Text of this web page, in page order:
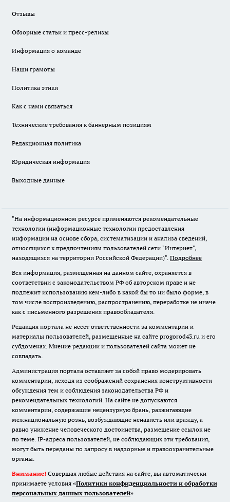
Отзывы
Обзорные статьи и пресс-релизы
Информация о команде
Наши грамоты
Политика этики
Как с нами связаться
Технические требования к баннерным позициям
Редакционная политика
Юридическая информация
Выходные данные
"На информационном ресурсе применяются рекомендательные
технологии (информационные технологии предоставления
информации на основе сбора, систематизации и анализа сведений,
относящихся к предпочтениям пользователей сети "Интернет",
находящихся на территории Российской Федерации)". Подробнее
Вся информация, размещенная на данном сайте, охраняется в
соответствии с законодательством РФ об авторском праве и не
подлежит использованию кем-либо в какой бы то ни было форме, в
том числе воспроизведению, распространению, переработке не иначе
как с письменного разрешения правообладателя.
Редакция портала не несет ответственности за комментарии и
материалы пользователей, размещенные на сайте progorod43.ru и его
субдоменах. Мнение редакции и пользователей сайта может не
совпадать.
Администрация портала оставляет за собой право модерировать
комментарии, исходя из соображений сохранения конструктивности
обсуждения тем и соблюдения законодательства РФ и
рекомендательных технологий. На сайте не допускаются
комментарии, содержащие нецензурную брань, разжигающие
межнациональную рознь, возбуждающие ненависть или вражду, а
равно унижение человеческого достоинства, размещение ссылок не
по теме. IP-адреса пользователей, не соблюдающих эти требования,
могут быть переданы по запросу в надзорные и правоохранительные
органы.
Внимание! Совершая любые действия на сайте, вы автоматически
принимаете условия «Политики конфиденциальности и обработки
персональных данных пользователей»